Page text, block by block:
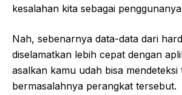
kesalahan kita sebagai
Nah, sebenarnya data-data dari
diselamatkan lebih cepat dengan
asalkan kamu udah bisa mendeteksi
bermasalahnya perangkat tersebut.